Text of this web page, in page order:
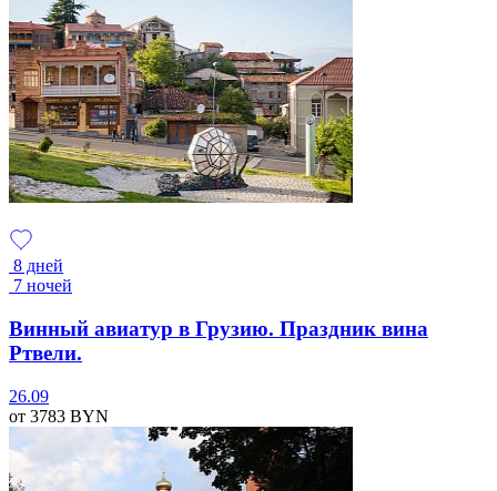
8 дней
7 ночей
Винный авиатур в Грузию. Праздник вина
Ртвели.
26.09
от 3783 BYN